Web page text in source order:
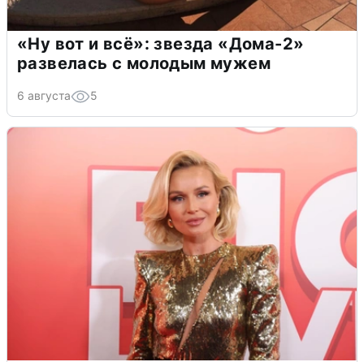
«Ну вот и всё»: звезда «Дома-2»
развелась с молодым мужем
6 августа 5